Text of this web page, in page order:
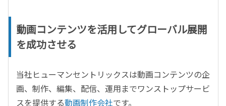
動画コンテンツを活用してグローバル展開
を成功させる
当社ヒューマンセントリックスは動画コンテンツの企
画、制作、編集、配信、運用までワンストップサービ
スを提供する動画制作会社です。